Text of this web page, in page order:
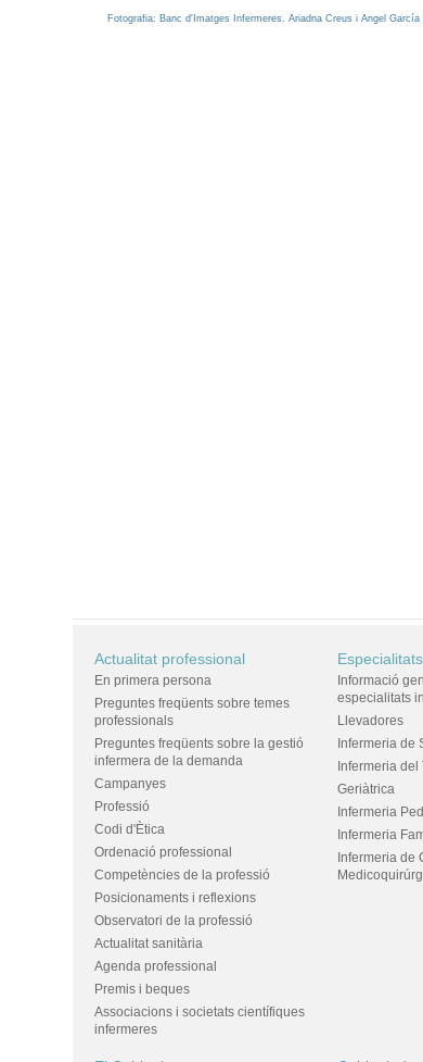
Fotografia: Banc d'Imatges Infermeres. Ariadna Creus i Angel García
Actualitat professional
En primera persona
Preguntes freqüents sobre temes
professionals
Preguntes freqüents sobre la gestió
infermera de la demanda
Campanyes
Professió
Codi d'Ètica
Ordenació professional
Competències de la professió
Posicionaments i reflexions
Observatori de la professió
Actualitat sanitària
Agenda professional
Premis i beques
Associacions i societats científiques
infermeres
Informació
especialitats
Llevadores
Infermeria de
Infermeria del
Geriàtrica
Infermeria
Infermeria
Infermeria de